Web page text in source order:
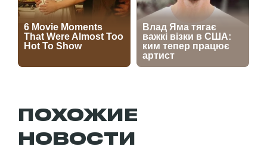
ПОХОЖИЕ
НОВОСТИ